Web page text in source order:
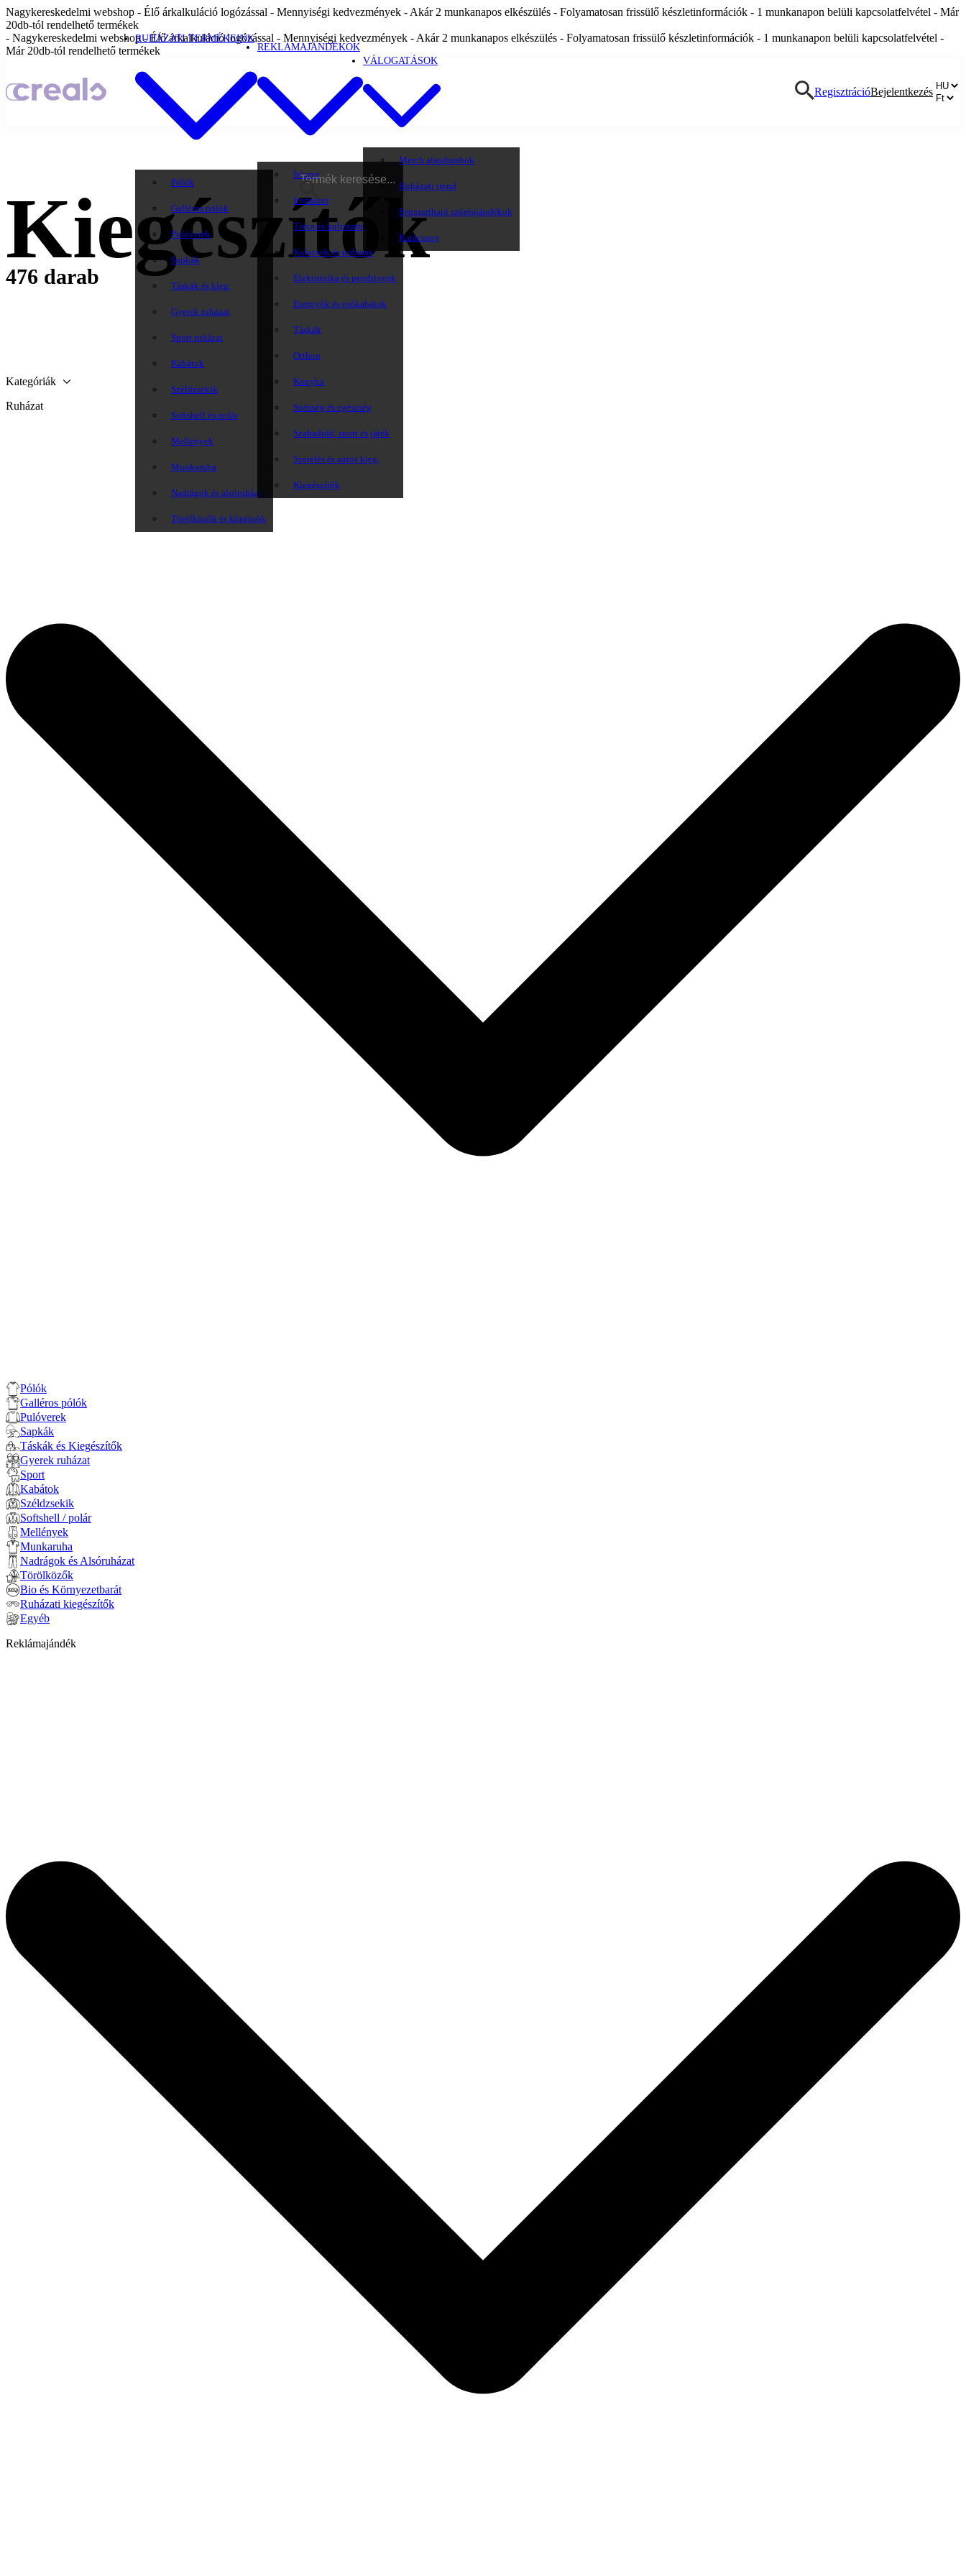
Nagykereskedelmi webshop - Élő árkalkuláció logózással - Mennyiségi kedvezmények - Akár 2 munkanapos elkészülés - Folyamatosan frissülő készletinformációk - 1 munkanapon belüli kapcsolatfelvétel - Már
20db-tól rendelhető termékek
- Nagykereskedelmi webshop - Élő árkalkuláció logózással - Mennyiségi kedvezmények - Akár 2 munkanapos elkészülés - Folyamatosan frissülő készletinformációk - 1 munkanapon belüli kapcsolatfelvétel -
Már 20db-tól rendelhető termékek
RUHÁZATI TERMÉKEINK
Pólók
Galléros pólók
Pulóverek
Sapkák
Táskák és kieg.
Gyerek ruházat
Sport ruházat
Kabátok
Széldzsekik
Softshell és polár
Mellények
Munkaruha
Nadrágok és alsóruházat
Törölközők és köntösök
REKLÁMAJÁNDÉKOK
Írószer
Irodaszer
Tárca és kulcstartó
Kulacsok és poharak
Elektronika és pendriveok
Esernyők és esőkabátok
Táskák
Otthon
Konyha
Szépség és egészség
Szabadidő, sport és játék
Szerelés és autós kieg.
Kiegészítők
VÁLOGATÁSOK
Merch alapdarabok
Ruházati trend
Fenntartható szóróajándékok
Karácsony
RegisztrációBejelentkezés
Kiegészítők
476 darab
Kategóriák
Ruházat
Pólók
Galléros pólók
Pulóverek
Sapkák
Táskák és Kiegészítők
Gyerek ruházat
Sport
Kabátok
Széldzsekik
Softshell / polár
Mellények
Munkaruha
Nadrágok és Alsóruházat
Törölközők
Bio és Környezetbarát
Ruházati kiegészítők
Egyéb
Reklámajándék